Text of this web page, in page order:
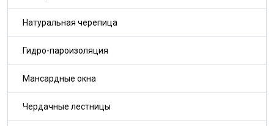
Натуральная черепица
Гидро-пароизоляция
Мансардные окна
Чердачные лестницы